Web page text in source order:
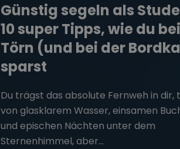
Günstig segeln als
10 super Tipps, wie du
Törn (und bei der
sparst
Du trägst das absolute Fernweh in dir,
von glasklarem Wasser, einsamen
und epischen Nächten unter dem
Sternenhimmel, aber...